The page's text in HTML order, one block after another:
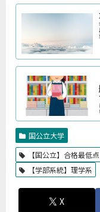
国公立大学
【国公立】合格最低点
【学部系統】理学系
X